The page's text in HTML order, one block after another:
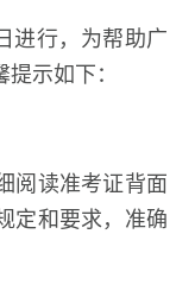
进行，为帮助广
示如下：
阅读准考证背面
定和要求，准确